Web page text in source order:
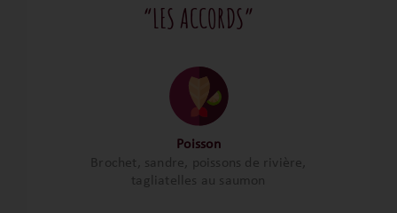
“LES ACCORDS”
Poisson
Brochet, sandre, poissons de rivière,
tagliatelles au saumon